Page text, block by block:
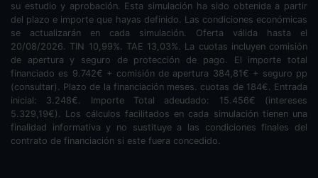
su estudio y aprobación. Esta simulación ha sido obtenida a partir
del plazo e importe que hayas definido. Las condiciones económicas
se actualizarán en cada simulación. Oferta válida hasta el
20/08/2026. TIN 10,99%. TAE 13,03%. La cuotas incluyen comisión
de apertura y seguro de protección de pago. El importe total
financiado es 9.742€ + comisión de apertura 384,81€ + seguro pp
(consultar). Plazo de la financiación meses. cuotas de 184€. Entrada
inicial: 3.248€. Importe Total adeudado: 15.456€ (intereses
5.329,19€). Los cálculos facilitados en cada simulación tienen una
finalidad informativa y no sustituye a las condiciones finales del
contrato de financiación si este fuera concedido.